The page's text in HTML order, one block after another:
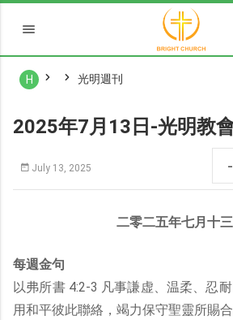
H 光明週刊
2025年7月13日-光明教
July 13, 2025 -
二零二五年七月十
每週金句
以弗所書 4:2-3 凡事謙虚、温柔、忍
用和平彼此聯絡，竭力保守聖靈所賜合